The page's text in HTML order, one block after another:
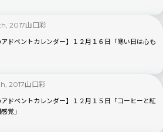
2017山口彩
アドベントカレンダー】１２月１６日「寒い日は心も
2017山口彩
アドベントカレンダー】１２月１５日「コーヒーと紅
覚」